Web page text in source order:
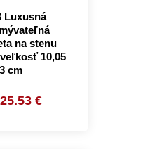
Luxusná
na stenu
10,05
cm
25.53 €